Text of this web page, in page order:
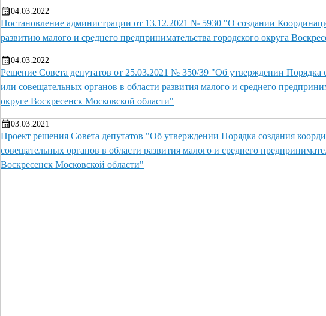
04.03.2022
Постановление администрации от 13.12.2021 № 5930 "О создании
развитию малого и среднего предпринимательства городского округа
04.03.2022
Решение Совета депутатов от 25.03.2021 № 350/39 "Об утверждении Порядка
или совещательных органов в области развития малого и среднего
округе Воскресенск Московской области"
03.03.2021
Проект решения Совета депутатов "Об утверждении Порядка создания
совещательных органов в области развития малого и среднего
Воскресенск Московской области"